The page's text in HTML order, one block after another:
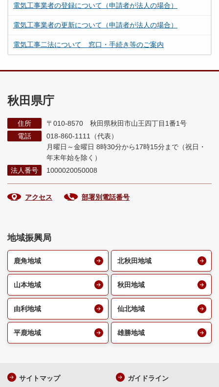
電気工事業者の登録について（申請者が法人の場合）
電気工事業者の更新について（申請者が法人の場合）
電気工事二法について 窓口・手続き等のご案内
秋田県庁
住所
〒010-8570 秋田県秋田市山王四丁目1番1号
電話
018-860-1111（代表）
月曜日～金曜日 8時30分から17時15分まで （祝日・
年末年始を除く）
法人番号
1000020050008
アクセス 部署別電話番号
地域振興局
鹿角地域 北秋田地域
山本地域 秋田地域
由利地域 仙北地域
平鹿地域 雄勝地域
サイトマップ ガイドライン